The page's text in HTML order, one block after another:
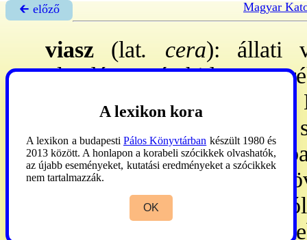
🡰 előző Magyar
viasz (lat. cera): állati
olvadáspontú, hidegen
halmazállapotú anyag.
egyértékű alkohol és nagy
Az állat- és
úton is előállítják. A
képződő ~ a
a ~
A lexikon kora
A lexikon a budapesti Pálos Könyvtárban készült 1980 és
2013 között. A honlapon a korabeli szócikkek olvashatók,
az újabb eseményeket, kutatási eredményeket a szócikkek
nem tartalmazzák.
OK